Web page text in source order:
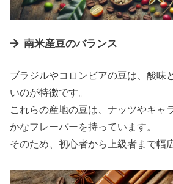
南米産豆のバランス
ブラジルやコロンビアの豆は、酸味
いのが特徴です。
これらの産地の豆は、ナッツやキャ
かなフレーバーを持っています。
そのため、初心者から上級者まで幅